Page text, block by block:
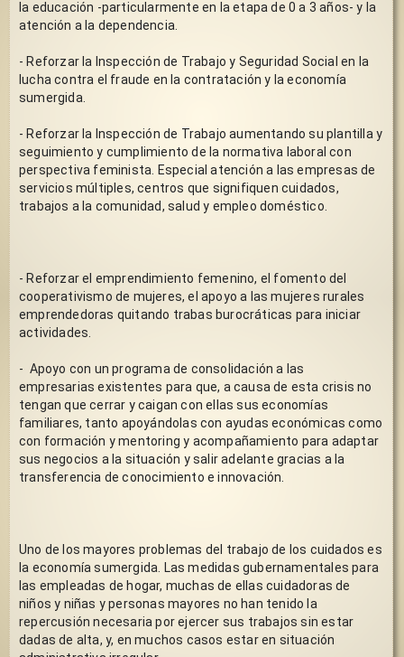
la educación -particularmente en la etapa de 0 a 3 años- y la
atención a la dependencia.
- Reforzar la Inspección de Trabajo y Seguridad Social en la
lucha contra el fraude en la contratación y la economía
sumergida.
- Reforzar la Inspección de Trabajo aumentando su plantilla y
seguimiento y cumplimiento de la normativa laboral con
perspectiva feminista. Especial atención a las empresas de
servicios múltiples, centros que signifiquen cuidados,
trabajos a la comunidad, salud y empleo doméstico.
- Reforzar el emprendimiento femenino, el fomento del
cooperativismo de mujeres, el apoyo a las mujeres rurales
emprendedoras quitando trabas burocráticas para iniciar
actividades.
-  Apoyo con un programa de consolidación a las
empresarias existentes para que, a causa de esta crisis no
tengan que cerrar y caigan con ellas sus economías
familiares, tanto apoyándolas con ayudas económicas como
con formación y mentoring y acompañamiento para adaptar
sus negocios a la situación y salir adelante gracias a la
transferencia de conocimiento e innovación.
Uno de los mayores problemas del trabajo de los cuidados es
la economía sumergida. Las medidas gubernamentales para
las empleadas de hogar, muchas de ellas cuidadoras de
niños y niñas y personas mayores no han tenido la
repercusión necesaria por ejercer sus trabajos sin estar
dadas de alta, y, en muchos casos estar en situación